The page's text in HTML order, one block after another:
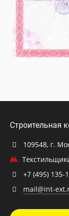
Строительная
109548, г.
+7 (495) 135-
mail@int-